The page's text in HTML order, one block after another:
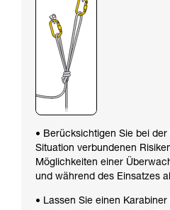
• Berücksichtigen Sie bei
Situation verbundenen
Möglichkeiten einer
und während des Einsatzes
• Lassen Sie einen